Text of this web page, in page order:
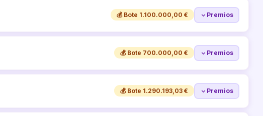
💰 Bote 1.100.000,00 € Premios
💰 Bote 700.000,00 € Premios
💰 Bote 1.290.193,03 € Premios